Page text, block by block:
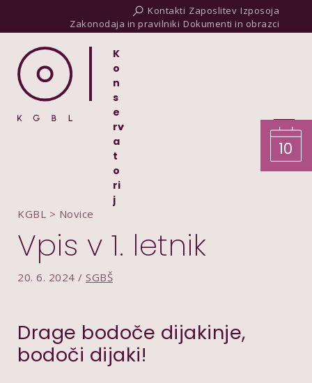
Kontakti Zaposlitev Izposoja
Zakonodaja in pravilniki Dokumenti in obrazci
K
o
n
s
e
rv
a
t
o
ri
j
10
KGBL > Novice
Vpis v 1. letnik
20. 6. 2024 / SGBŠ
Drage bodoče dijakinje,
bodoči dijaki!